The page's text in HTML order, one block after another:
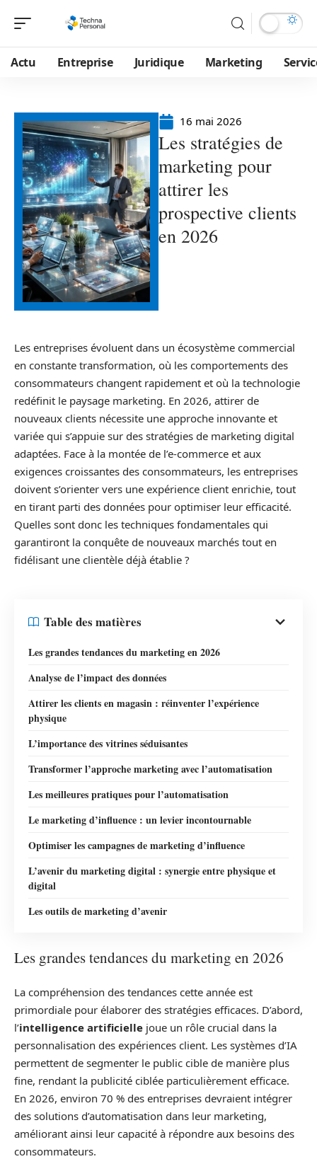
Actu Entreprise Juridique Marketing
16 mai 2026
Les stratégies de
marketing pour
attirer les
prospective clients
en 2026
Les entreprises évoluent dans un écosystème commercial
en constante transformation, où les comportements des
consommateurs changent rapidement et où la technologie
redéfinit le paysage marketing. En 2026, attirer de
nouveaux clients nécessite une approche innovante et
variée qui s’appuie sur des stratégies de marketing digital
adaptées. Face à la montée de l’e-commerce et aux
exigences croissantes des consommateurs, les entreprises
doivent s’orienter vers une expérience client enrichie, tout
en tirant parti des données pour optimiser leur efficacité.
Quelles sont donc les techniques fondamentales qui
garantiront la conquête de nouveaux marchés tout en
fidélisant une clientèle déjà établie ?
Table des matières
Les grandes tendances du marketing en 2026
Analyse de l’impact des données
Attirer les clients en magasin : réinventer l’expérience
physique
L’importance des vitrines séduisantes
Transformer l’approche marketing avec l’automatisation
Les meilleures pratiques pour l’automatisation
Le marketing d’influence : un levier incontournable
Optimiser les campagnes de marketing d’influence
L’avenir du marketing digital : synergie entre physique et
digital
Les outils de marketing d’avenir
Les grandes tendances du marketing en 2026
La compréhension des tendances cette année est
primordiale pour élaborer des stratégies efficaces. D’abord,
l’intelligence artificielle joue un rôle crucial dans la
personnalisation des expériences client. Les systèmes d’IA
permettent de segmenter le public cible de manière plus
fine, rendant la publicité ciblée particulièrement efficace.
En 2026, environ 70 % des entreprises devraient intégrer
des solutions d’automatisation dans leur marketing,
améliorant ainsi leur capacité à répondre aux besoins des
consommateurs.